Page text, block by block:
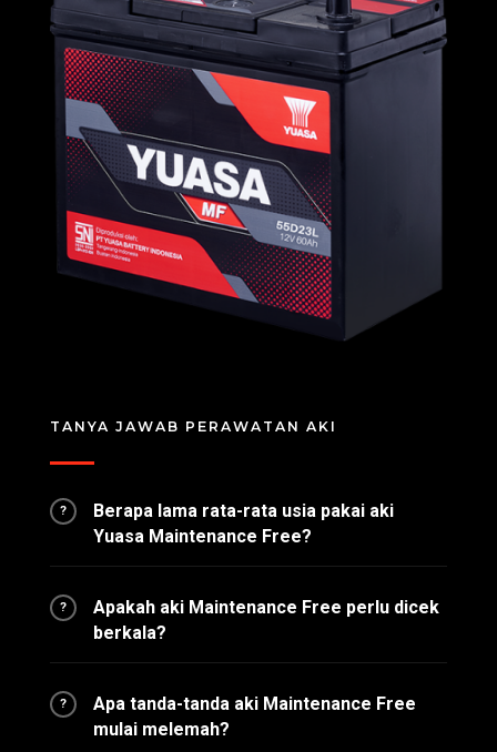
TANYA JAWAB PERAWATAN AKI
?
Berapa lama rata-rata usia pakai aki
Yuasa Maintenance Free?
?
Apakah aki Maintenance Free perlu dicek
berkala?
?
Apa tanda-tanda aki Maintenance Free
mulai melemah?